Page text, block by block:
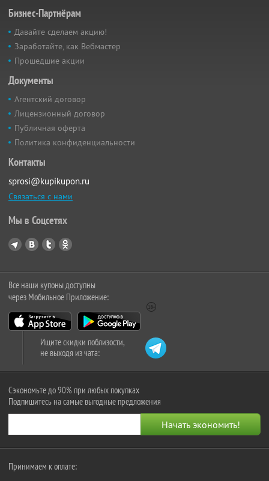
Бизнес-Партнёрам
Давайте сделаем акцию!
Заработайте, как Вебмастер
Прошедшие акции
Документы
Агентский договор
Лицензионный договор
Публичная оферта
Политика конфиденциальности
Контакты
sprosi@kupikupon.ru
Связаться с нами
Мы в Соцсетях
Все наши купоны доступны
через Мобильное Приложение:
Ищите скидки поблизости,
не выходя из чата:
Сэкономьте до 90% при любых покупках
Подпишитесь на самые выгодные предложения
Принимаем к оплате: